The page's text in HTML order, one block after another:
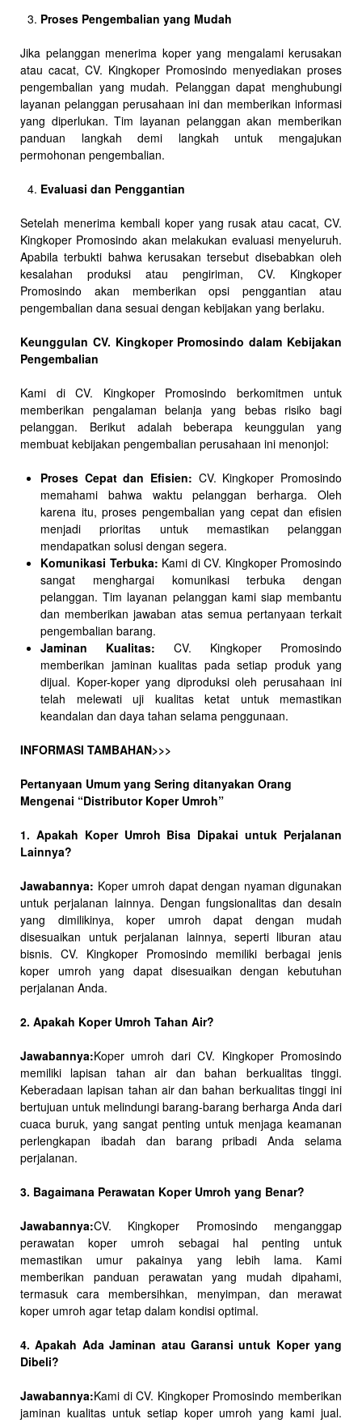
Proses Pengembalian yang Mudah
Jika pelanggan menerima koper yang mengalami kerusakan
atau cacat, CV. Kingkoper Promosindo menyediakan proses
pengembalian yang mudah. Pelanggan dapat menghubungi
layanan pelanggan perusahaan ini dan memberikan informasi
yang diperlukan. Tim layanan pelanggan akan memberikan
panduan langkah demi langkah untuk mengajukan
permohonan pengembalian.
Evaluasi dan Penggantian
Setelah menerima kembali koper yang rusak atau cacat, CV.
Kingkoper Promosindo akan melakukan evaluasi menyeluruh.
Apabila terbukti bahwa kerusakan tersebut disebabkan oleh
kesalahan produksi atau pengiriman, CV. Kingkoper
Promosindo akan memberikan opsi penggantian atau
pengembalian dana sesuai dengan kebijakan yang berlaku.
Keunggulan CV. Kingkoper Promosindo dalam Kebijakan
Pengembalian
Kami di CV. Kingkoper Promosindo berkomitmen untuk
memberikan pengalaman belanja yang bebas risiko bagi
pelanggan. Berikut adalah beberapa keunggulan yang
membuat kebijakan pengembalian perusahaan ini menonjol:
Proses Cepat dan Efisien: CV. Kingkoper Promosindo
memahami bahwa waktu pelanggan berharga. Oleh
karena itu, proses pengembalian yang cepat dan efisien
menjadi prioritas untuk memastikan pelanggan
mendapatkan solusi dengan segera.
Komunikasi Terbuka: Kami di CV. Kingkoper Promosindo
sangat menghargai komunikasi terbuka dengan
pelanggan. Tim layanan pelanggan kami siap membantu
dan memberikan jawaban atas semua pertanyaan terkait
pengembalian barang.
Jaminan Kualitas: CV. Kingkoper Promosindo
memberikan jaminan kualitas pada setiap produk yang
dijual. Koper-koper yang diproduksi oleh perusahaan ini
telah melewati uji kualitas ketat untuk memastikan
keandalan dan daya tahan selama penggunaan.
INFORMASI TAMBAHAN>>>
Pertanyaan Umum yang Sering ditanyakan Orang
Mengenai “Distributor Koper Umroh”
1. Apakah Koper Umroh Bisa Dipakai untuk Perjalanan
Lainnya?
Jawabannya: Koper umroh dapat dengan nyaman digunakan
untuk perjalanan lainnya. Dengan fungsionalitas dan desain
yang dimilikinya, koper umroh dapat dengan mudah
disesuaikan untuk perjalanan lainnya, seperti liburan atau
bisnis. CV. Kingkoper Promosindo memiliki berbagai jenis
koper umroh yang dapat disesuaikan dengan kebutuhan
perjalanan Anda.
2. Apakah Koper Umroh Tahan Air?
Jawabannya:Koper umroh dari CV. Kingkoper Promosindo
memiliki lapisan tahan air dan bahan berkualitas tinggi.
Keberadaan lapisan tahan air dan bahan berkualitas tinggi ini
bertujuan untuk melindungi barang-barang berharga Anda dari
cuaca buruk, yang sangat penting untuk menjaga keamanan
perlengkapan ibadah dan barang pribadi Anda selama
perjalanan.
3. Bagaimana Perawatan Koper Umroh yang Benar?
Jawabannya:CV. Kingkoper Promosindo menganggap
perawatan koper umroh sebagai hal penting untuk
memastikan umur pakainya yang lebih lama. Kami
memberikan panduan perawatan yang mudah dipahami,
termasuk cara membersihkan, menyimpan, dan merawat
koper umroh agar tetap dalam kondisi optimal.
4. Apakah Ada Jaminan atau Garansi untuk Koper yang
Dibeli?
Jawabannya:Kami di CV. Kingkoper Promosindo memberikan
jaminan kualitas untuk setiap koper umroh yang kami jual.